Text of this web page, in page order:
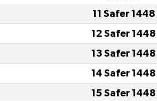
11 Safer 1448
12 Safer 1448
13 Safer 1448
14 Safer 1448
15 Safer 1448